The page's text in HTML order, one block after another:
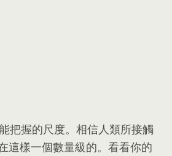
把握的尺度。 相信人類所接觸
這樣一個數量級的。 看看你的